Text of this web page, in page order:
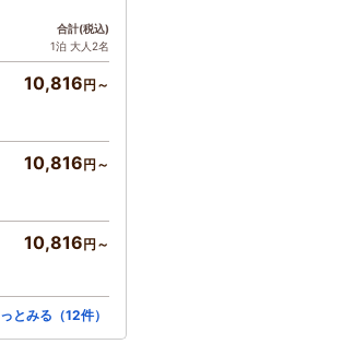
合計(税込)
1泊 大人2名
10,816円～
10,816円～
10,816円～
とみる（12件）